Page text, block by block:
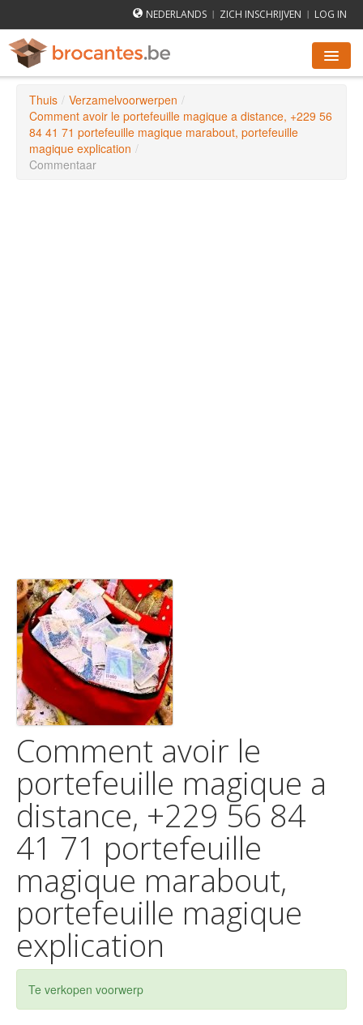
NEDERLANDS | ZICH INSCHRIJVEN | LOG IN
ROMMELMARKTEN AGENDA
STEDEN
Thuis / Verzamelvoorwerpen /
Comment avoir le portefeuille magique a distance, +229 56
84 41 71 portefeuille magique marabout, portefeuille
magique explication /
Commentaar
Comment avoir le
portefeuille magique a
distance, +229 56 84
41 71 portefeuille
magique marabout,
portefeuille magique
explication
Te verkopen voorwerp